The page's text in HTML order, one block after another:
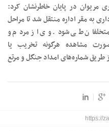
مریوان در پایان خاطرنشان کرد:
به مقر اداره منتقل شد تا مراحل
متخلفان طی شود. وی از مردم و
مشاهده هرگونه تخریب یا
طریق شماره‌های امداد جنگل و مرتع
https://